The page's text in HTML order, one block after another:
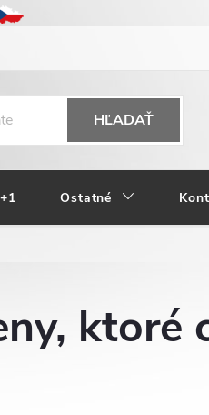
HĽADAŤ
Ostatné
ktoré